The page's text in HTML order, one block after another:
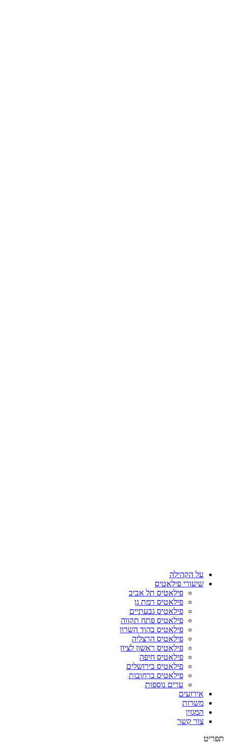
על הקהילה
שיעורי פילאטיס
פילאטיס תל אביב
פילאטיס רמת גן
פילאטיס גבעתיים
פילאטיס פתח תקווה
פילאטיס בהוד השרון
פילאטיס הרצליה
פילאטיס ראשון לציון
פילאטיס חיפה
פילאטיס בירושלים
פילאטיס ברחובות
ערים נוספות
אירועים
משרות
המגזין
צור קשר
תפריט